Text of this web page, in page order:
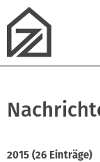
2015 (26 Einträge)